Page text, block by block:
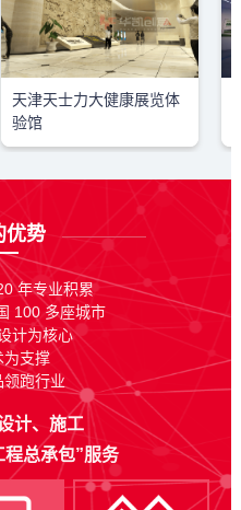
天津天士力大健康展览体
验馆
优势
年专业积累
100 多座城市
计为核心
为支撑
跑行业
计、施工
总承包”服务